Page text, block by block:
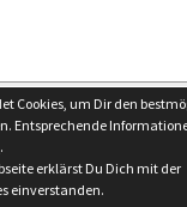
soccero.de
© 2006 - 2026
Impressum
Cookies, um Dir den
Entsprechende
.
erklärst Du Dich mit der
einverstanden.